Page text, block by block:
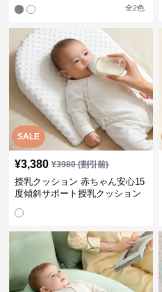
全2色
SALE
¥3,380 ¥3980(割引前)
授乳クッション 赤ちゃん安心15
度傾斜サポート授乳クッション